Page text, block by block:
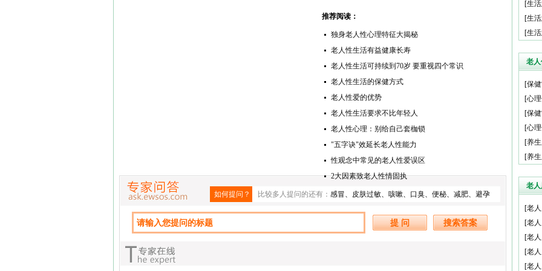
推荐阅读：
独身老人性心理特征大揭秘
老人性生活有益健康长寿
老人性生活可持续到70岁 要重视四个常识
老人性生活的保健方式
老人性爱的优势
老人性生活要求不比年轻人
老人性心理：别给自己套枷锁
"五字诀"效延长老人性能力
性观念中常见的老人性爱误区
2大因素致老人性情固执
如何提问？ 比较多人提问的还有： 感冒、 皮肤过敏、 咳嗽、 口臭、 便秘、 减肥、 避孕
[生
[生
[生
老
[保
[心
[保
[心
[养
[养
老
[老
[老
[老
[老
[老